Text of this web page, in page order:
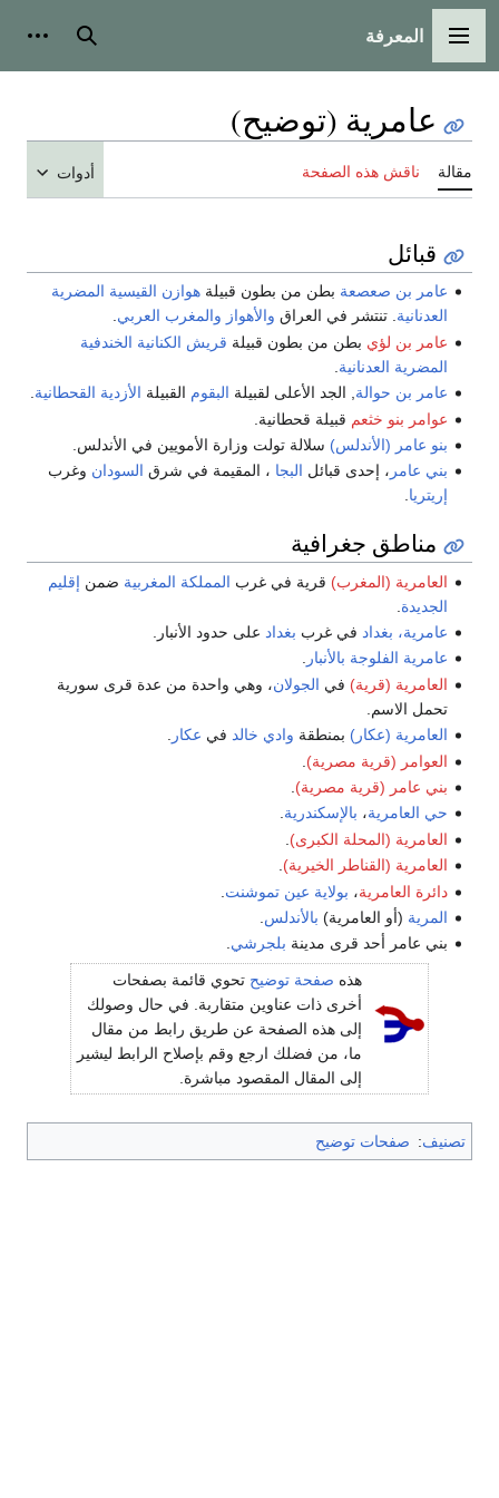
القائمة الرئيسية
المعرفة بحث
عامرية (توضيح)
مقالة ناقش هذه الصفحة أدوات
قبائل
عامر بن صعصعة بطن من بطون قبيلةهوازن القيسية المضرية
العدنانية. تنتشر في العراق والأهواز والمغرب العربي.
عامر بن لؤي بطن من بطون قبيلة قريش الكنانية الخندفية
المضرية العدنانية
عامر بن حوالة , الجد الأعلى لقبيلة البقوم القبيلة الأزدية القحطانية
عوامر بنو خثعم قبيلة قحطانية.
بنو عامر (الأندلس) سلالة تولت وزارة الأمويين في الأندلس.
بني عامر ، إحدى قبائل البجا ، المقيمة في شرق السودان وغرب
إريتريا.
مناطق جغرافية
العامرية (المغرب) قرية في غرب المملكة المغربية ضمن إقليم
الجديدة
عامرية، بغداد في غرب بغداد على حدود الأنبار.
عامرية الفلوجة بالأنبار .
العامرية (قرية) في الجولان، وهي واحدة من عدة قرى سورية
تحمل الاسم.
العامرية (عكار) بمنطقة وادي خالد في عكار
العوامر (قرية مصرية)
بني عامر (قرية مصرية)
حي العامرية، بالإسكندرية.
العامرية (المحلة الكبرى)
العامرية (القناطر الخيرية)
دائرة العامرية، بولاية عين تموشنت
المرية (أو العامرية) بالأندلس
بني عامر أحد قرى مدينة بلجرشي.
هذه صفحة توضيح تحوي قائمة بصفحات
أخرى ذات عناوين متقاربة. في حال وصولك
إلى هذه الصفحة عن طريق رابط من مقال
ما، من فضلك ارجع وقم بإصلاح الرابط ليشير
إلى المقال المقصود مباشرة.
تصنيف: صفحات توضيح